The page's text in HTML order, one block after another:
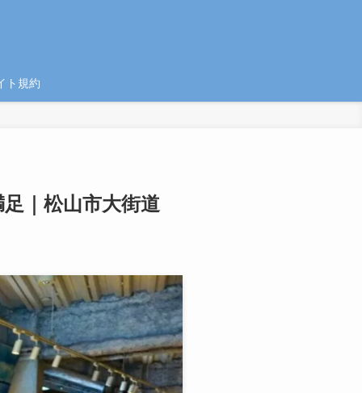
ト規約
｜松山市大街道